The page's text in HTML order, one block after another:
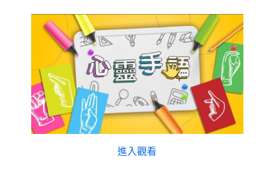
進入觀看